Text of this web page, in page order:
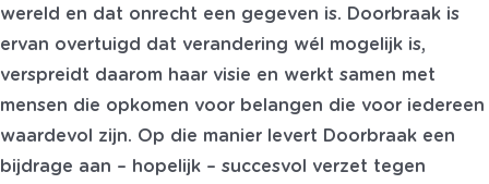
wereld en dat onrecht een gegeven is. Doorbraak is
ervan overtuigd dat verandering wél mogelijk is,
verspreidt daarom haar visie en werkt samen met
mensen die opkomen voor belangen die voor iedereen
waardevol zijn. Op die manier levert Doorbraak een
bijdrage aan – hopelijk – succesvol verzet tegen